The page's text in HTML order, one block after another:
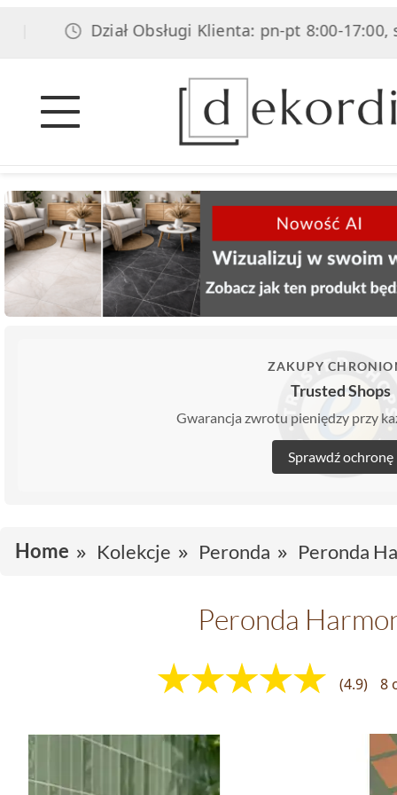
Dział Obsługi Klienta: pn-pt 8:00-17:00, sob
ZAKUPY
Trusted Shops
Gwarancja zwrotu pieniędzy przy
Sprawdź ochronę
Home Kolekcje Peronda Peronda
Peronda
(4.9) 8